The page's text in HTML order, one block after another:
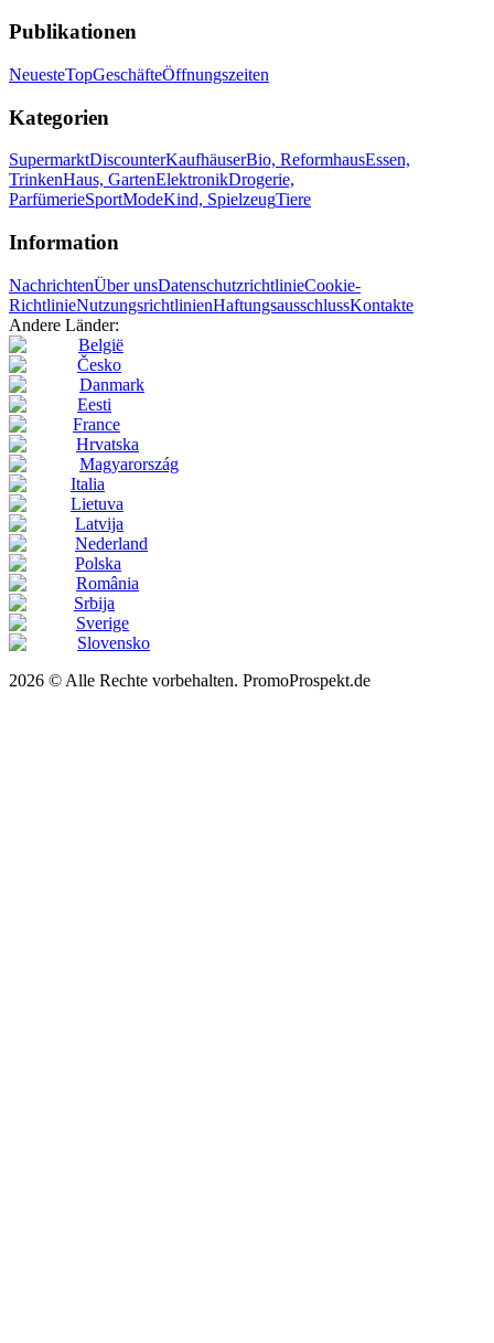
Publikationen
NeuesteTopGeschäfteÖffnungszeiten
Kategorien
SupermarktDiscounterKaufhäuserBio, ReformhausEssen,
TrinkenHaus, GartenElektronikDrogerie,
ParfümerieSportModeKind, SpielzeugTiere
Information
NachrichtenÜber unsDatenschutzrichtlinieCookie-
RichtlinieNutzungsrichtlinienHaftungsausschlussKontakte
Andere Länder:
België
Česko
Danmark
Eesti
France
Hrvatska
Magyarország
Italia
Lietuva
Latvija
Nederland
Polska
România
Srbija
Sverige
Slovensko
2026 © Alle Rechte vorbehalten. PromoProspekt.de